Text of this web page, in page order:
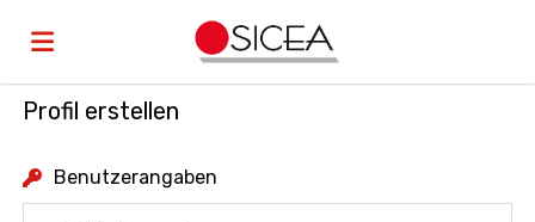
Home
Stellen
Profil erstellen
Benutzerangaben